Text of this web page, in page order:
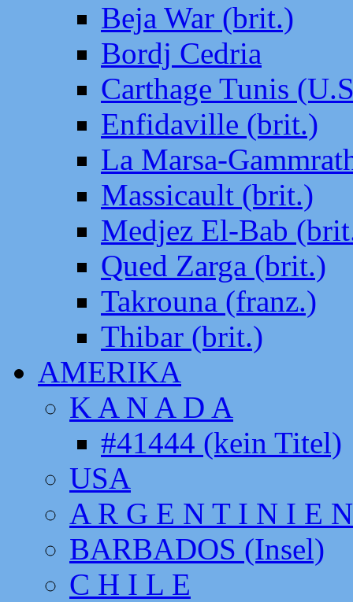
Beja War (brit.)
Bordj Cedria
Carthage Tunis
Enfidaville (brit.)
La Marsa-
Massicault (brit.)
Medjez El-Bab
Qued Zarga (brit.)
Takrouna (franz.)
Thibar (brit.)
AMERIKA
K A N A D A
#41444 (kein Titel)
USA
A R G E N T I N I E N
BARBADOS (Insel)
C H I L E